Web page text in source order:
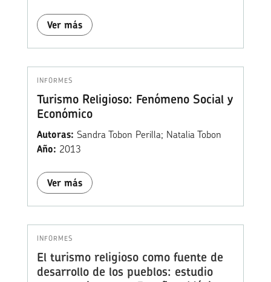
Ver más
INFORMES
Turismo Religioso: Fenómeno Social y
Económico
Autoras: Sandra Tobon Perilla; Natalia Tobon
Año: 2013
Ver más
INFORMES
El turismo religioso como fuente de
desarrollo de los pueblos: estudio